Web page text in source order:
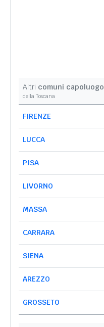
Altri comuni capoluogo
della Toscana
FIRENZE
LUCCA
PISA
LIVORNO
MASSA
CARRARA
SIENA
AREZZO
GROSSETO